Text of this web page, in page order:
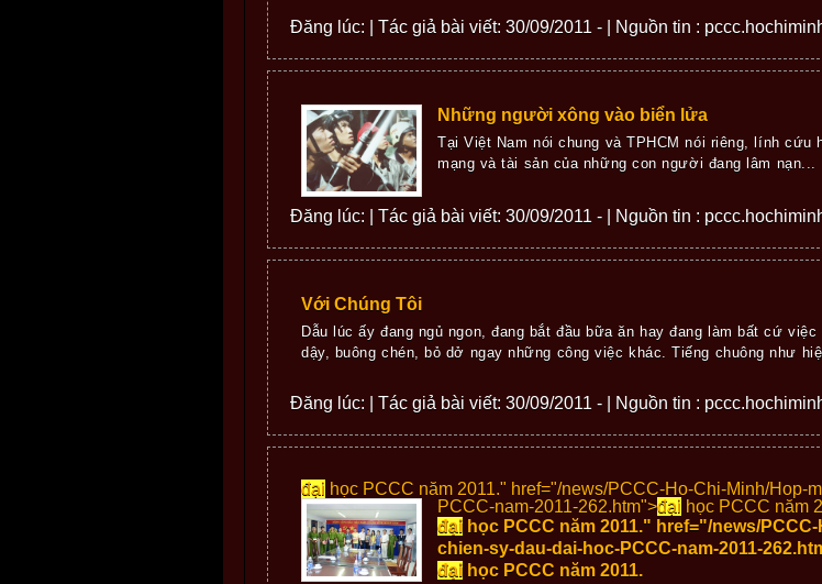
Đăng lúc: | Tác giả bài viết: 30/09/2011 - | Nguồn tin :
Những người xông vào biển lửa
Tại Việt Nam nói chung và TPHCM nói riêng, lính
mạng và tài sản của những con người đang lâm nạn...
Đăng lúc: | Tác giả bài viết: 30/09/2011 - | Nguồn tin :
Với Chúng Tôi
Dẫu lúc ấy đang ngủ ngon, đang bắt đầu bữa ăn hay đang làm bất cứ
dậy, buông chén, bỏ dở ngay những công việc khác. Tiếng chuông như
Đăng lúc: | Tác giả bài viết: 30/09/2011 - | Nguồn tin :
đại học PCCC năm 2011." href="/news/PCCC-Ho-Chi-Minh/Hop-
PCCC-nam-2011-262.htm">đại học PCCC năm
đại học PCCC năm 2011." href="/news/
chien-sy-dau-dai-hoc-PCCC-nam-2011-
đại học PCCC năm 2011.